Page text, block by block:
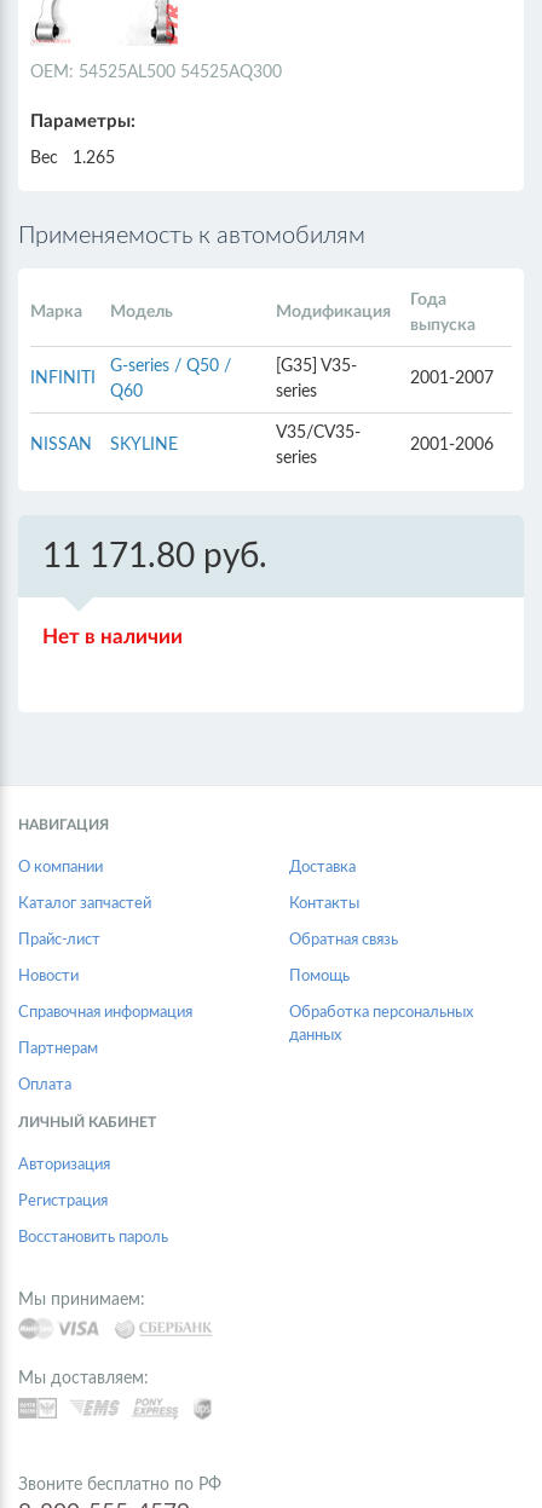
ОЕМ: 54525AL500 54525AQ300
Параметры:
Вес 1.265
Применяемость к автомобилям
Марка Модель Модификация
Года
выпуска
INFINITI
G-series / Q50 /
Q60
[G35] V35-
series
2001-2007
NISSAN SKYLINE
V35/CV35-
series
2001-2006
11 171.80 руб.
Нет в наличии
НАВИГАЦИЯ
О компании
Каталог запчастей
Прайс-лист
Новости
Справочная информация
Партнерам
Оплата
Доставка
Контакты
Обратная связь
Помощь
Обработка персональных
данных
ЛИЧНЫЙ КАБИНЕТ
Авторизация
Регистрация
Восстановить пароль
Мы принимаем:
Мы доставляем:
Звоните бесплатно по РФ